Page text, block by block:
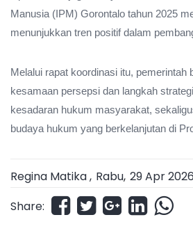
Manusia (IPM) Gorontalo tahun 2025
menunjukkan tren positif dalam
Melalui rapat koordinasi itu, pemerintah
kesamaan persepsi dan langkah
kesadaran hukum masyarakat,
budaya hukum yang berkelanjutan di
Regina Matika , Rabu, 29 Apr 2026
Share: